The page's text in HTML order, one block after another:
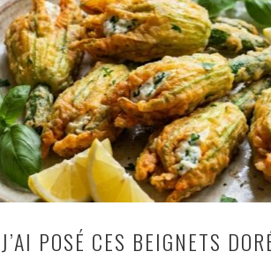
J’AI POSÉ CES BEIGNETS